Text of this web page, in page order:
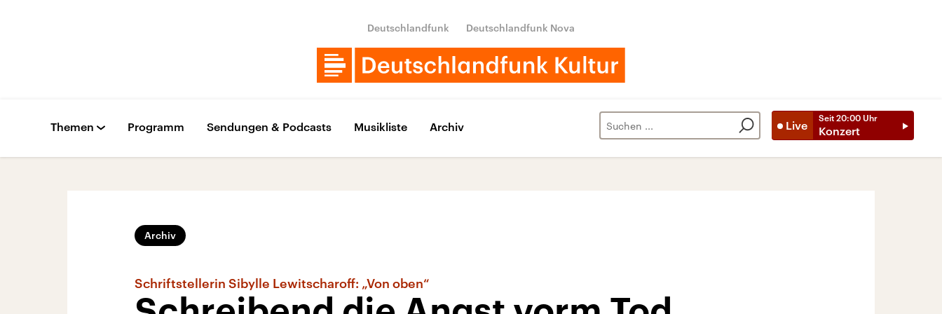
Deutschlandfunk Deutschlandfunk Nova
Live
Seit 20:00 Uhr
Konzert
Themen Programm Sendungen & Podcasts Musikliste Archiv
Archiv
Schriftstellerin Sibylle Lewitscharoff: „Von oben“